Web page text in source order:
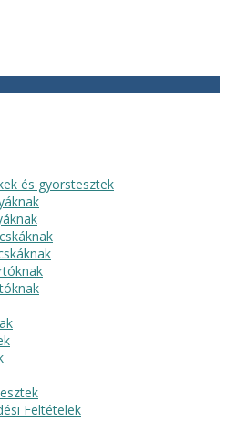
és gyorstesztek
Feltételek